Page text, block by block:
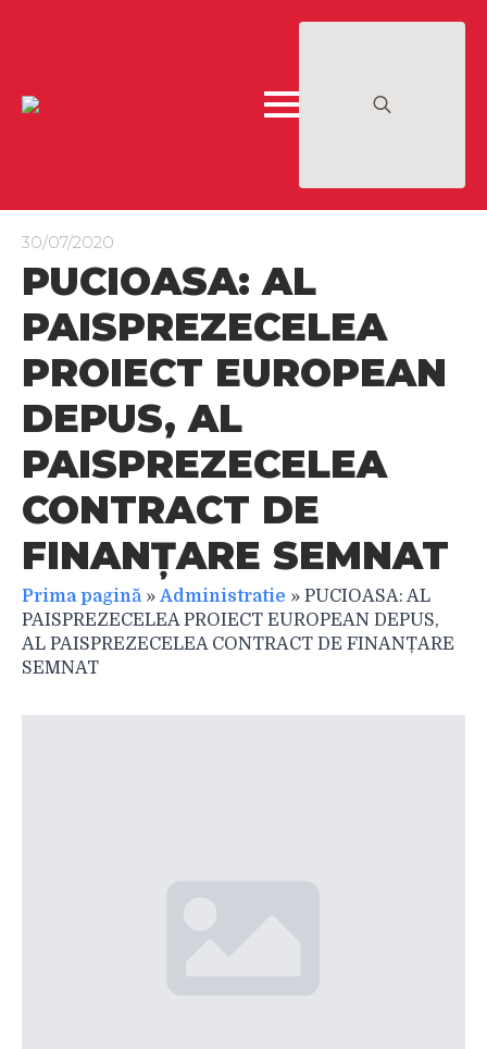
30/07/2020
PUCIOASA: AL
PAISPREZECELEA
PROIECT EUROPEAN
DEPUS, AL
PAISPREZECELEA
CONTRACT DE
FINANȚARE SEMNAT
Prima pagină » Administratie » PUCIOASA: AL
PAISPREZECELEA PROIECT EUROPEAN DEPUS,
AL PAISPREZECELEA CONTRACT DE FINANȚARE
SEMNAT